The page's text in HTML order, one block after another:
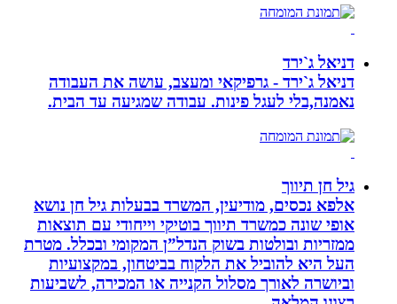
דניאל ג`ירד
דניאל ג`ירד - גרפיקאי ומעצב, עושה את העבודה
נאמנה,בלי לעגל פינות. עבודה שמגיעה עד הבית.
גיל חן תיווך
אלפא נכסים, מודיעין, המשרד בבעלות גיל חן נושא
אופי שונה כמשרד תיווך בוטיקי וייחודי עם תוצאות
ממזריות ובולטות בשוק הנדל”ן המקומי ובכלל. מטרת
העל היא להוביל את הלקוח בביטחון, במקצועיות
וביושרה לאורך מסלול הקנייה או המכירה, לשביעות